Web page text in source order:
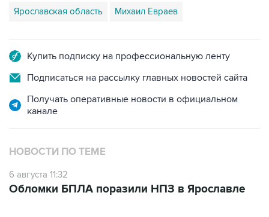
Ярославская область Михаил Евраев
Купить подписку на профессиональную ленту
Подписаться на рассылку главных новостей сайта
Получать оперативные новости в официальном
канале
НОВОСТИ ПО ТЕМЕ
6 августа 11:32
Обломки БПЛА поразили НПЗ в Ярославле